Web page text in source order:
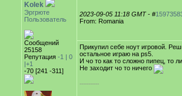
Kolek
Эргрюте
Пользователь
Сообщений
25158
Репутация -1 | 0
|+1
-70 [241 -311]
2023-09-05 11:18 GMT- #
From: Romania
Прикупил себе ноут игровой.
остальное играю на ps5.
И чо то как то сложно пипец, то
Не заходит чо то ничего
-----------